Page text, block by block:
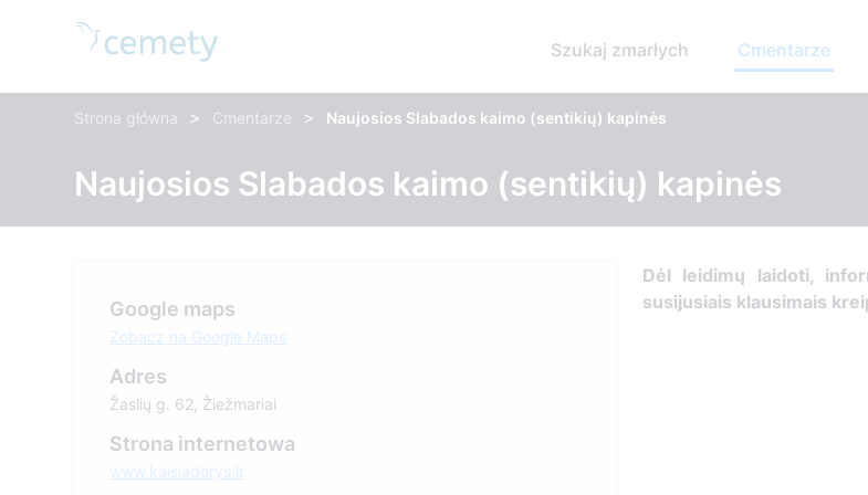
Szukaj zmarłych Cmentarze
Strona główna > Cmentarze > Naujosios Slabados kaimo (sentikių) kapinės
Naujosios Slabados kaimo (sentikių) kapinės
Google maps
Zobacz na Google Maps
Adres
Žaslių g. 62, Žiežmariai
Strona internetowa
www.kaisiadorys.lt
Dėl leidimų laidoti,
susijusiais klausimais